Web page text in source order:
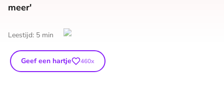
meer'
Leestijd: 5 min
Geef een hartje 460x